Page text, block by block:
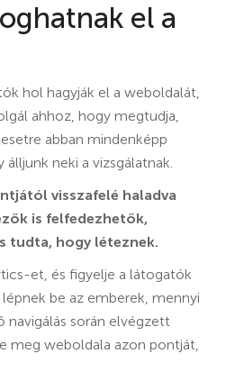
el a
hol hagyják el a weboldalát,
ahhoz, hogy megtudja,
abban mindenképp
neki a vizsgálatnak.
visszafelé haladva
is felfedezhetők,
tudta, hogy léteznek.
et, és figyelje a látogatók
be az emberek, mennyi
során elvégzett
meg weboldala azon pontját,